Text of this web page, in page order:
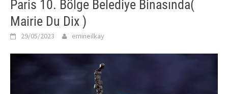
Paris 10. Bölge Belediye Binasında(
Mairie Du Dix )
29/05/2023 emineilkay